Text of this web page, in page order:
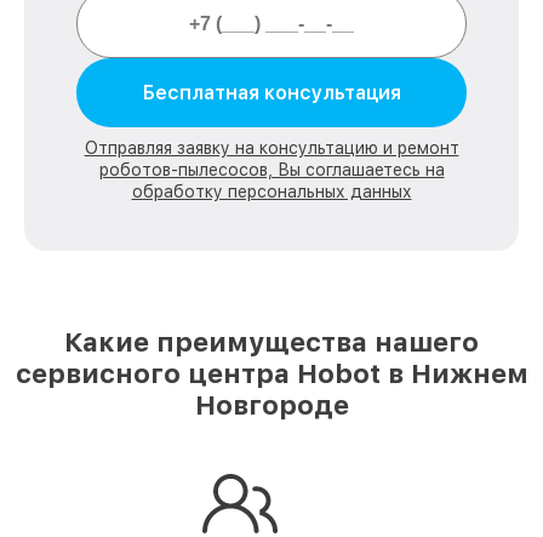
Бесплатная консультация
Отправляя заявку на консультацию и ремонт
роботов-пылесосов, Вы соглашаетесь на
обработку персональных данных
Какие преимущества нашего
сервисного центра Hobot в Нижнем
Новгороде